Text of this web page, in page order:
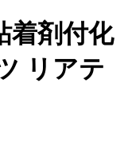
着剤付化
リアテ